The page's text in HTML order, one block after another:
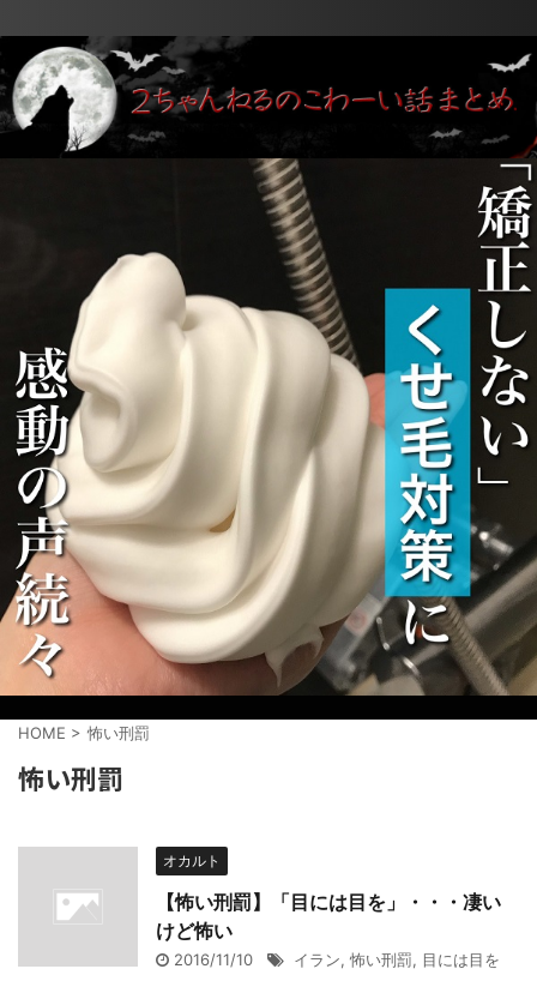
HOME > 怖い刑罰
怖い刑罰
オカルト
【怖い刑罰】「目には目を」・・・凄い
けど怖い
2016/11/10 イラン, 怖い刑罰, 目には目を